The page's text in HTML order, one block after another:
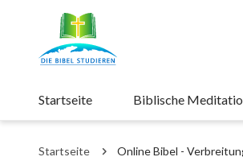
Startseite Biblische
Startseite Online Bibel -